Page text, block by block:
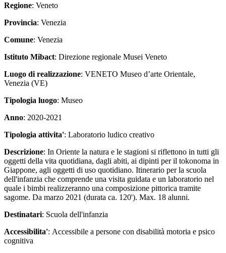
Regione: Veneto
Provincia: Venezia
Comune: Venezia
Istituto Mibact: Direzione regionale Musei Veneto
Luogo di realizzazione: VENETO Museo d’arte Orientale,
Venezia (VE)
Tipologia luogo: Museo
Anno: 2020-2021
Tipologia attivita': Laboratorio ludico creativo
Descrizione: In Oriente la natura e le stagioni si riflettono in tutti gli
oggetti della vita quotidiana, dagli abiti, ai dipinti per il tokonoma in
Giappone, agli oggetti di uso quotidiano. Itinerario per la scuola
dell'infanzia che comprende una visita guidata e un laboratorio nel
quale i bimbi realizzeranno una composizione pittorica tramite
sagome. Da marzo 2021 (durata ca. 120'). Max. 18 alunni.
Destinatari: Scuola dell'infanzia
Accessibilita': Accessibile a persone con disabilità motoria e psico
cognitiva